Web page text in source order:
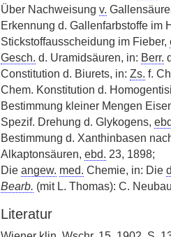
Über Nachweisung v.
Erkennung d. Gallenfarbstoffe im
Stickstoffausscheidung im Fieber,
Gesch. d. Uramidsäuren, in: Berr.
Constitution d. Biurets, in: Zs. f.
Chem. Konstitution d.
Bestimmung kleiner Mengen
Spezif. Drehung d. Glykogens,
Bestimmung d. Xanthinbasen
Alkaptonsäuren, ebd. 23, 1898;
Die angew. med. Chemie, in: Die
Bearb. (mit L. Thomas): C.
Literatur